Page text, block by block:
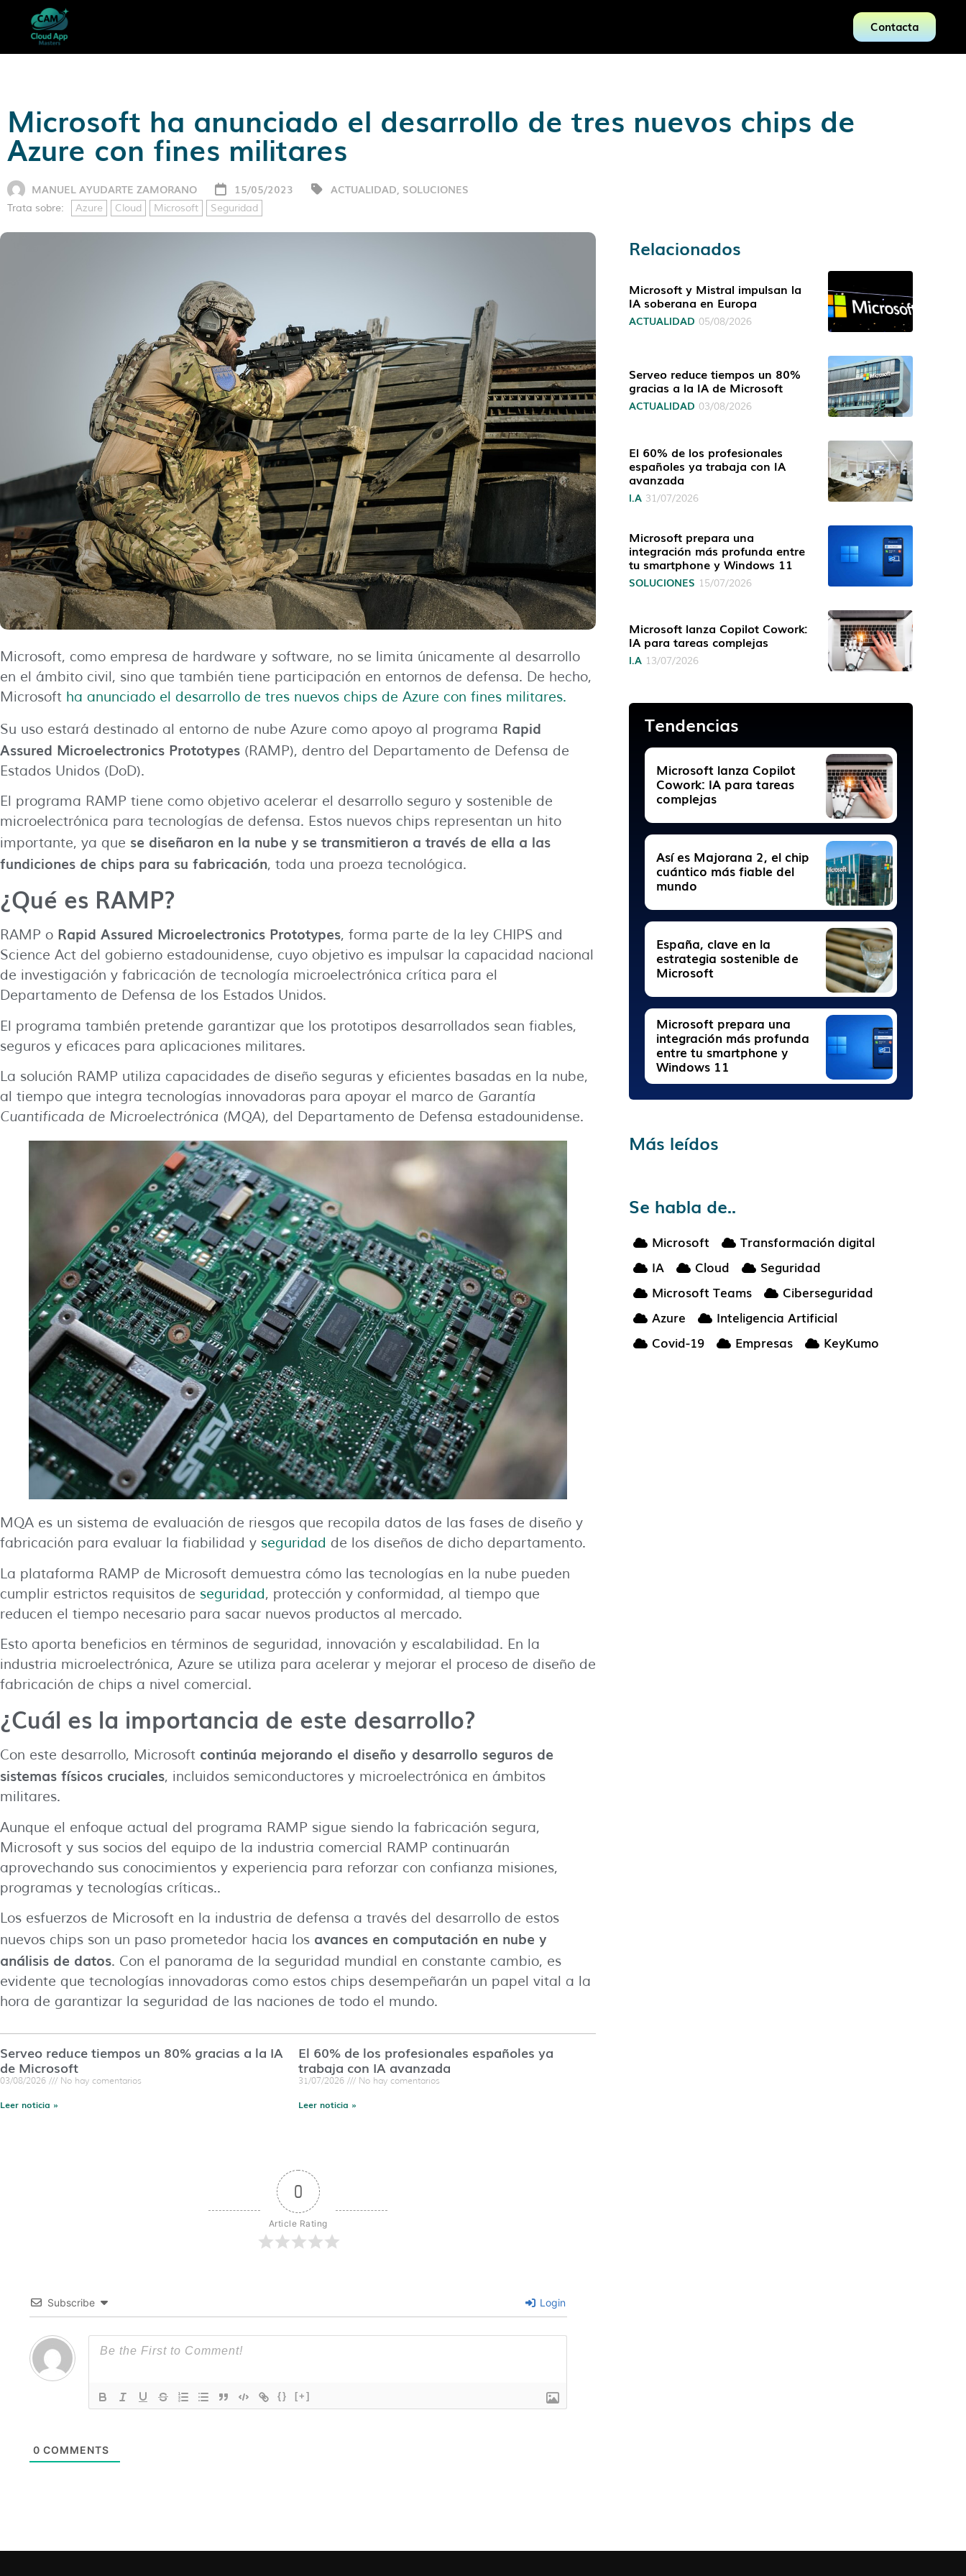
Contacta
Microsoft ha anunciado el desarrollo de tres nuevos chips de
Azure con fines militares
MANUEL AYUDARTE ZAMORANO 15/05/2023 ACTUALIDAD, SOLUCIONES
Trata sobre: Azure Cloud Microsoft Seguridad
Microsoft, como empresa de hardware y software, no se limita únicamente al desarrollo
en el ámbito civil, sino que también tiene participación en entornos de defensa. De hecho,
Microsoft ha anunciado el desarrollo de tres nuevos chips de Azure con fines militares.
Su uso estará destinado al entorno de nube Azure como apoyo al programa Rapid
Assured Microelectronics Prototypes (RAMP), dentro del Departamento de Defensa de
Estados Unidos (DoD).
El programa RAMP tiene como objetivo acelerar el desarrollo seguro y sostenible de
microelectrónica para tecnologías de defensa. Estos nuevos chips representan un hito
importante, ya que se diseñaron en la nube y se transmitieron a través de ella a las
fundiciones de chips para su fabricación, toda una proeza tecnológica.
¿Qué es RAMP?
RAMP o Rapid Assured Microelectronics Prototypes, forma parte de la ley CHIPS and
Science Act del gobierno estadounidense, cuyo objetivo es impulsar la capacidad nacional
de investigación y fabricación de tecnología microelectrónica crítica para el
Departamento de Defensa de los Estados Unidos.
El programa también pretende garantizar que los prototipos desarrollados sean fiables,
seguros y eficaces para aplicaciones militares.
La solución RAMP utiliza capacidades de diseño seguras y eficientes basadas en la nube,
al tiempo que integra tecnologías innovadoras para apoyar el marco de Garantía
Cuantificada de Microelectrónica (MQA), del Departamento de Defensa estadounidense.
MQA es un sistema de evaluación de riesgos que recopila datos de las fases de diseño y
fabricación para evaluar la fiabilidad y seguridad de los diseños de dicho departamento.
La plataforma RAMP de Microsoft demuestra cómo las tecnologías en la nube pueden
cumplir estrictos requisitos de seguridad, protección y conformidad, al tiempo que
reducen el tiempo necesario para sacar nuevos productos al mercado.
Esto aporta beneficios en términos de seguridad, innovación y escalabilidad. En la
industria microelectrónica, Azure se utiliza para acelerar y mejorar el proceso de diseño de
fabricación de chips a nivel comercial.
¿Cuál es la importancia de este desarrollo?
Con este desarrollo, Microsoft continúa mejorando el diseño y desarrollo seguros de
sistemas físicos cruciales, incluidos semiconductores y microelectrónica en ámbitos
militares.
Aunque el enfoque actual del programa RAMP sigue siendo la fabricación segura,
Microsoft y sus socios del equipo de la industria comercial RAMP continuarán
aprovechando sus conocimientos y experiencia para reforzar con confianza misiones,
programas y tecnologías críticas..
Los esfuerzos de Microsoft en la industria de defensa a través del desarrollo de estos
nuevos chips son un paso prometedor hacia los avances en computación en nube y
análisis de datos. Con el panorama de la seguridad mundial en constante cambio, es
evidente que tecnologías innovadoras como estos chips desempeñarán un papel vital a la
hora de garantizar la seguridad de las naciones de todo el mundo.
Serveo reduce tiempos un 80% gracias a la IA
de Microsoft
03/08/2026 No hay comentarios
Leer noticia »
El 60% de los profesionales españoles ya
trabaja con IA avanzada
31/07/2026 No hay comentarios
Leer noticia »
0
Article Rating
Subscribe Login
{} [+]
0 COMMENTS
Relacionados
Microsoft y Mistral impulsan la
IA soberana en Europa
ACTUALIDAD 05/08/2026
Serveo reduce tiempos un 80%
gracias a la IA de Microsoft
ACTUALIDAD 03/08/2026
El 60% de los profesionales
españoles ya trabaja con IA
avanzada
I.A 31/07/2026
Microsoft prepara una
integración más profunda entre
tu smartphone y Windows 11
SOLUCIONES 15/07/2026
Microsoft lanza Copilot Cowork:
IA para tareas complejas
I.A 13/07/2026
Tendencias
Microsoft lanza Copilot
Cowork: IA para tareas
complejas
Así es Majorana 2, el chip
cuántico más fiable del
mundo
España, clave en la
estrategia sostenible de
Microsoft
Microsoft prepara una
integración más profunda
entre tu smartphone y
Windows 11
Más leídos
Se habla de..
Microsoft
Transformación digital
IA
Cloud
Seguridad
Microsoft Teams
Ciberseguridad
Azure
Inteligencia Artificial
Covid-19
Empresas KeyKumo